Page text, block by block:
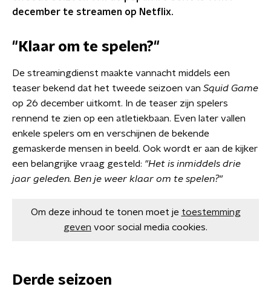
december te streamen op Netflix.
"Klaar om te spelen?"
De streamingdienst maakte vannacht middels een
teaser bekend dat het tweede seizoen van Squid Game
op 26 december uitkomt. In de teaser zijn spelers
rennend te zien op een atletiekbaan. Even later vallen
enkele spelers om en verschijnen de bekende
gemaskerde mensen in beeld. Ook wordt er aan de kijker
een belangrijke vraag gesteld: "Het is inmiddels drie
jaar geleden. Ben je weer klaar om te spelen?"
Om deze inhoud te tonen moet je toestemming
geven voor social media cookies.
Derde seizoen